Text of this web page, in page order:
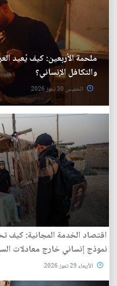
ملحمة الأربعين: كيف يُعيد
والتكافل الإنساني؟
الخميس 30 تموز 2026
اقتصاد الخدمة المجانية: كيف
نموذج إنساني خارج معادلات
الأربعاء 29 تموز 2026